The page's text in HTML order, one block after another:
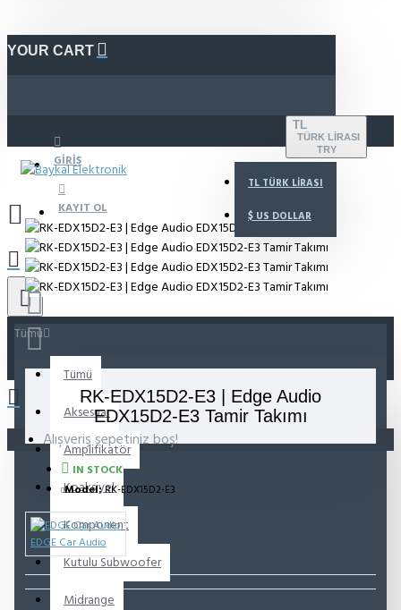
YOUR CART
GIRIŞ
KAYIT OL
TL
TÜRK LIRASI
TRY
TL TÜRK LIRASI
$ US DOLLAR
Tümü
Tümü
Aksesuar
Amplifikatör
Koaksiyel
Komponent
Kutulu Subwoofer
Midrange
Alışveriş sepetiniz boş!
RK-EDX15D2-E3 | Edge Audio
EDX15D2-E3 Tamir Takımı
IN STOCK
Model:RK-EDX15D2-E3
EDGE Car Audio